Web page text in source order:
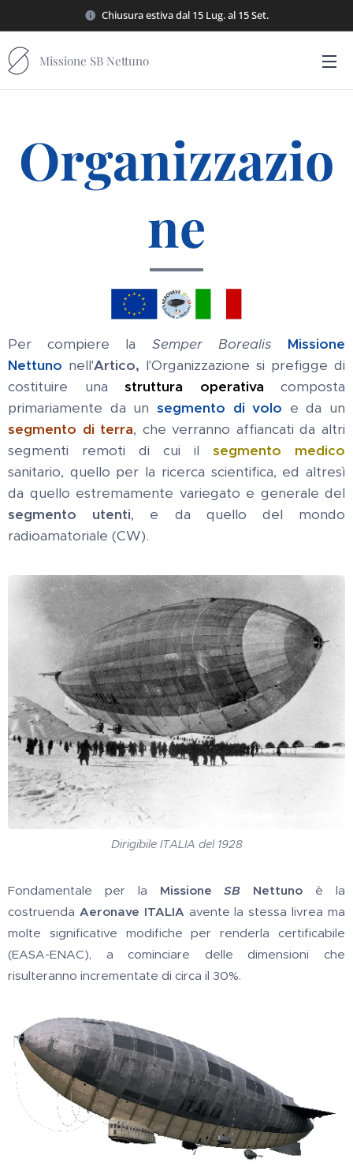
Chiusura estiva dal 15 Lug. al 15 Set.
Missione SB Nettuno
Organizzazio
ne
Per compiere la Semper Borealis
Missione
Nettuno nell'Artico, l'Organizzazione si prefigge di
costituire una struttura operativa composta
primariamente da un segmento di volo e da un
segmento di terra, che verranno affiancati da altri
segmenti remoti di cui il segmento medico
sanitario, quello per la ricerca scientifica, ed altresì
da quello estremamente variegato e generale del
segmento utenti, e da quello del mondo
radioamatoriale (CW).
Dirigibile ITALIA del 1928
Fondamentale per la MissioneSB Nettuno è la
costruenda Aeronave ITALIA avente la stessa livrea ma
molte significative modifiche per renderla certificabile
(EASA-ENAC), a cominciare delle dimensioni che
risulteranno incrementate di circa il 30%.